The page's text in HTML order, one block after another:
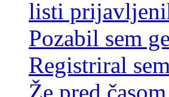
listi
Pozabil sem
Registriral